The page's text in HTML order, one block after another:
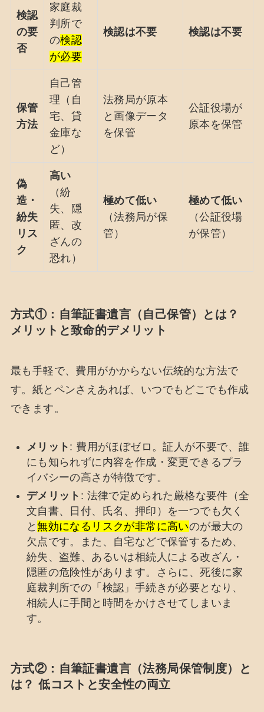
検認
の要
否
家庭裁
判所で
の検認
が必要
検認は不要 検認は不要
保管
方法
自己管
理（自
宅、貸
金庫な
ど）
法務局が原本
と画像データ
を保管
公証役場が
原本を保管
偽
造・
紛失
リス
ク
高い
（紛
失、隠
匿、改
ざんの
恐れ）
極めて低い
（法務局が保
管）
極めて低い
（公証役場
が保管）
方式①：自筆証書遺言（自己保管）とは？
メリットと致命的デメリット
最も手軽で、費用がかからない伝統的な方法で
す。紙とペンさえあれば、いつでもどこでも作成
できます。
メリット : 費用がほぼゼロ。証人が不要で、誰
にも知られずに内容を作成・変更できるプラ
イバシーの高さが特徴です。
デメリット : 法律で定められた厳格な要件（全
文自書、日付、氏名、押印）を一つでも欠く
と無効になるリスクが非常に高いのが最大の
欠点です。また、自宅などで保管するため、
紛失、盗難、あるいは相続人による改ざん・
隠匿の危険性があります。さらに、死後に家
庭裁判所での「検認」手続きが必要となり、
相続人に手間と時間をかけさせてしまいま
す。
方式②：自筆証書遺言（法務局保管制度）と
は？ 低コストと安全性の両立